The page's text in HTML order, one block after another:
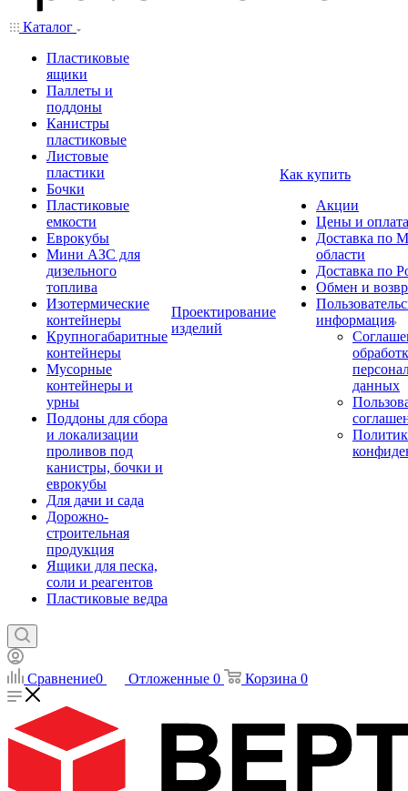
Каталог
Пластиковые
ящики
Паллеты и
поддоны
Канистры
пластиковые
Листовые
пластики
Бочки
Пластиковые
емкости
Еврокубы
Мини АЗС для
дизельного
топлива
Изотермические
контейнеры
Крупногабаритные
контейнеры
Мусорные
контейнеры и
урны
Поддоны для сбора
и локализации
проливов под
канистры, бочки и
еврокубы
Для дачи и сада
Дорожно-
строительная
продукция
Ящики для песка,
соли и реагентов
Пластиковые ведра
Проектирование
изделий
Как купить
Акции
Цены и оплата
Доставка по
области
Доставка по
Обмен и
информация
данных
Сравнение0 Отложенные 0 Корзина 0